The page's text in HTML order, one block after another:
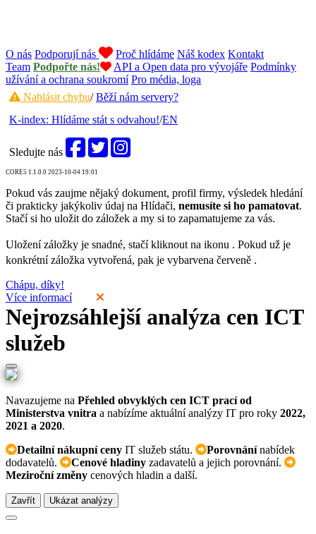
O nás Podporují nás Proč hlídáme Náš kodex Kontakt
Team Podpořte nás! API a Open data pro vývojáře Podmínky
užívání a ochrana soukromí Pro média, loga
Nahlásit chybu/Běží nám servery?
K-index: Hlídáme stát s odvahou!/EN
Sledujte nás
CORE5 1.1.0.0 2023-10-04 19:01
Pokud vás zaujme nějaký dokument, profil firmy, výsledek hledání
či prakticky jakýkoliv údaj na Hlídači, nemusíte si ho pamatovat.
Stačí si ho uložit do záložek a my si to zapamatujeme za vás.
Uložení záložky je snadné, stačí kliknout na ikonu . Pokud už je
konkrétní záložka vytvořená, pak je vybarvena červeně .
Chápu, díky!
Více informací
Nejrozsáhlejší analýza cen ICT
služeb
Navazujeme na Přehled obvyklých cen ICT prací od
Ministerstva vnitra a nabízíme aktuální analýzy IT pro roky 2022,
2021 a 2020.
Detailní nákupní ceny IT služeb státu. Porovnánínabídek
dodavatelů.
Cenové hladiny zadavatelů a jejich porovnání.
Meziroční změny cenových hladin a další.
Zavřít Ukázat analýzy